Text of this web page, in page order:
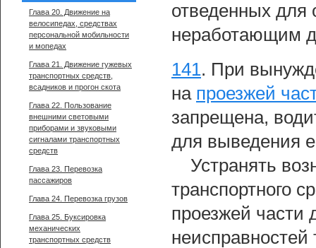
отведенных для
неработающим
141. При
на проезжей
запрещена,
для выведения
Устранять
транспортного
проезжей части
неисправностей
Глава 20. Движение на
велосипедах, средствах
персональной мобильности
и мопедах
Глава 21. Движение гужевых
транспортных средств,
всадников и прогон скота
Глава 22. Пользование
внешними световыми
приборами и звуковыми
сигналами транспортных
средств
Глава 23. Перевозка
пассажиров
Глава 24. Перевозка грузов
Глава 25. Буксировка
механических
транспортных средств